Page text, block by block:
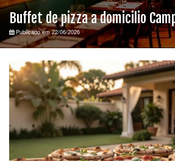
Buffet de pizza a domicilio
Publicado em 22/06/2026